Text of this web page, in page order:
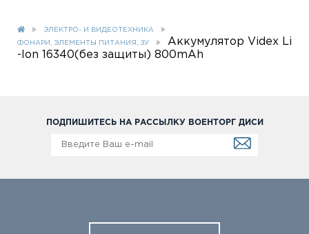
ЭЛЕКТРО- И ВИДЕОТЕХНИКА
ФОНАРИ, ЭЛЕМЕНТЫ ПИТАНИЯ, ЗУ
Аккумулятор Videx Li
-Ion 16340(без защиты) 800mAh
ПОДПИШИТЕСЬ НА РАССЫЛКУ ВОЕНТОРГ ДИСИ